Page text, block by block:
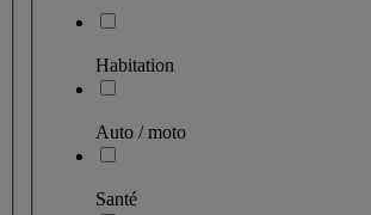
Habitation
Auto / moto
Santé